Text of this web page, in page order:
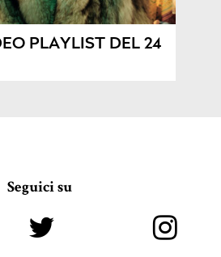
PLAYLIST DEL 24
Seguici su